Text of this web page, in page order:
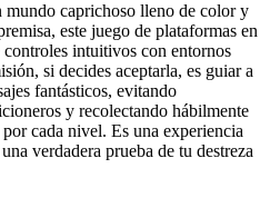
mundo caprichoso lleno de color y
este juego de plataformas en
intuitivos con entornos
si decides aceptarla, es guiar a
fantásticos, evitando
y recolectando hábilmente
cada nivel. Es una experiencia
verdadera prueba de tu destreza